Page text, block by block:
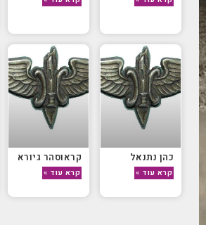
כהן נתנאל
קרא עוד »
קראוסהר גיורא
קרא עוד »